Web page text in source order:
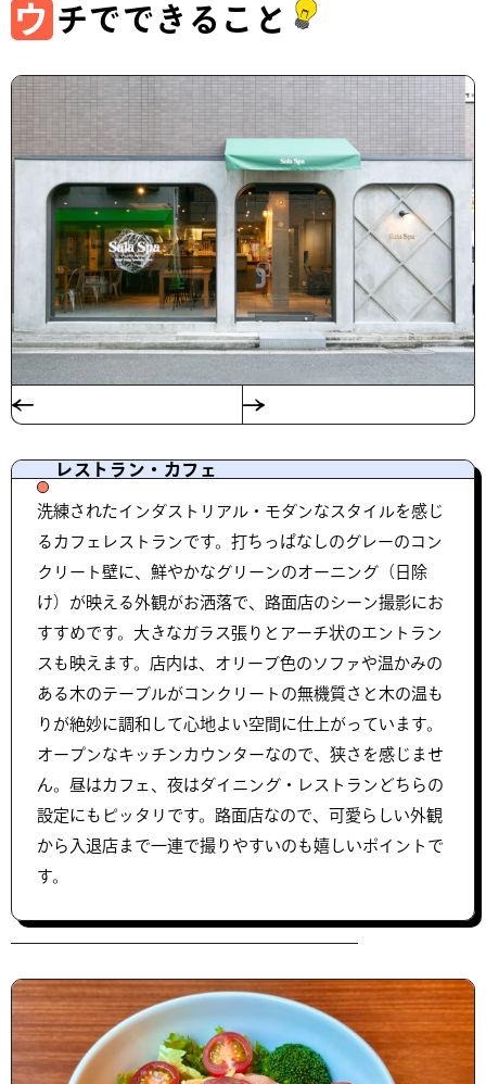
ウ チでできること
レストラン・カフェ
洗練されたインダストリアル・モダンなスタイルを感じ
るカフェレストランです。打ちっぱなしのグレーのコン
クリート壁に、鮮やかなグリーンのオーニング（日除
け）が映える外観がお洒落で、路面店のシーン撮影にお
すすめです。大きなガラス張りとアーチ状のエントラン
スも映えます。店内は、オリーブ色のソファや温かみの
ある木のテーブルがコンクリートの無機質さと木の温も
りが絶妙に調和して心地よい空間に仕上がっています。
オープンなキッチンカウンターなので、狭さを感じませ
ん。昼はカフェ、夜はダイニング・レストランどちらの
設定にもピッタリです。路面店なので、可愛らしい外観
から入退店まで一連で撮りやすいのも嬉しいポイントで
す。